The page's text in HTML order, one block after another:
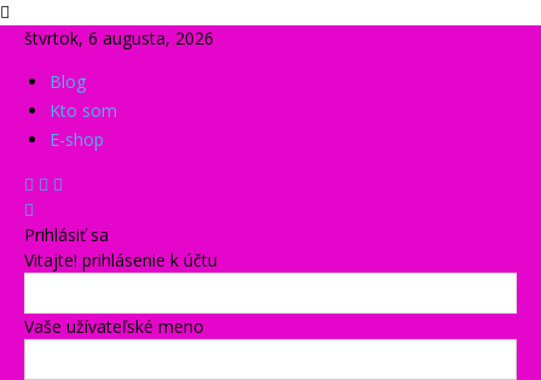
štvrtok, 6 augusta, 2026
Blog
Kto som
E-shop
Prihlásiť sa
Vitajte! prihlásenie k účtu
Vaše užívateľské meno